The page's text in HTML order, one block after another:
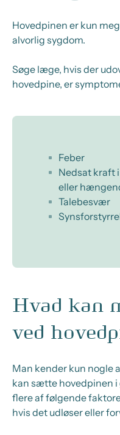
Hovedpinen er kun
alvorlig sygdom.
Søge læge, hvis der
hovedpine, er
Feber
Nedsat kraft
eller
Talebesvær
Hvad kan
ved
Man kender kun nogle
kan sætte hovedpinen i
flere af følgende
hvis det udløser eller